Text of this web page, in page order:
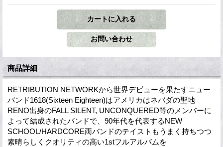
商品詳細
RETRIBUTION NETWORKから世界デビューを果たすニュー
バンド1618(Sixteen Eighteen)はアメリカはネバダの聖地
RENO出身のFALL SILENT, UNCONQUERED等のメンバーに
よって結成されたバンドで、90年代を代表するNEW
SCHOOL/HARDCORE両バンドのテイストもうまく持ちつつ
素晴らしくクオリティの高い1stフルアルバムを